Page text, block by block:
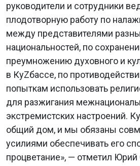
руководители и сотрудники
плодотворную работу по
между представителями
национальностей, по
преумножению духовного и
в КуZбассе, по
попыткам использовать
для разжигания
экстремистских настроений.
общий дом, и мы обязаны
усилиями обеспечивать его
процветание», — отметил Юрий